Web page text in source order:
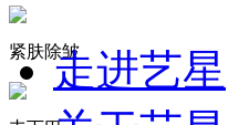
紧肤除皱走进艺星